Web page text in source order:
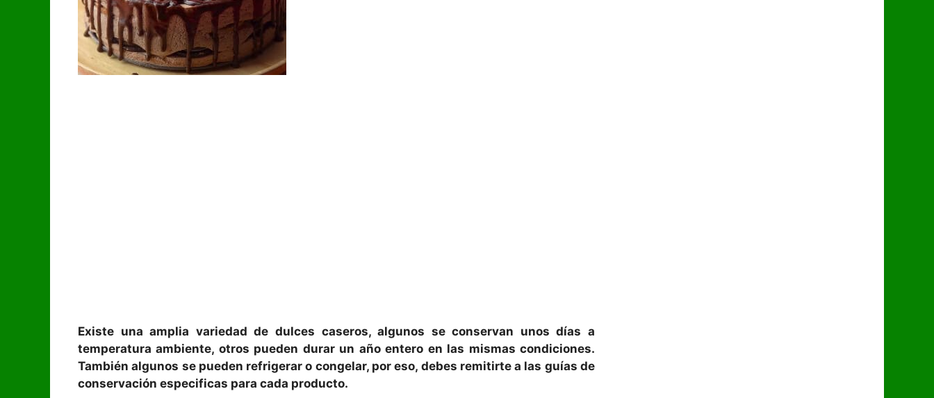
Existe una amplia variedad de dulces caseros, algunos se conservan unos días a
temperatura ambiente, otros pueden durar un año entero en las mismas condiciones.
También algunos se pueden refrigerar o congelar, por eso, debes remitirte a las guías de
conservación especificas para cada producto.